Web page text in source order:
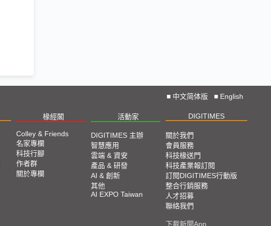
■ 中文简体版 ■ English
椽經閣 活動家 DIGITIMES
Colley & Friends
名家專欄
科技行腳
作者群
關於專欄
DIGITIMES 主辦
智慧應用
雲端 & 資安
產品 & 研發
AI & 創新
其他
AI EXPO Taiwan
關於我們
會員服務
科技椽送門
科技產業報訂閱
訂閱DIGITIMES行動版
整合行銷服務
人才招募
聯絡我們
下載新聞App